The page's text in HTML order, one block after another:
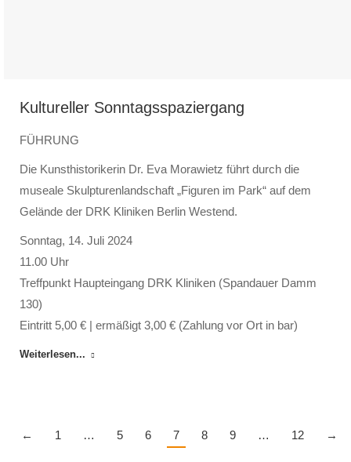
Kultureller Sonntags­spazier­gang
FÜHRUNG
Die Kunsthistorikerin Dr. Eva Morawietz führt durch die
museale Skulpturenlandschaft „Figuren im Park“ auf dem
Gelände der DRK Kliniken Berlin Westend.
Sonntag, 14. Juli 2024
11.00 Uhr
Treffpunkt Haupteingang DRK Kliniken (Spandauer Damm
130)
Eintritt 5,00 € | ermäßigt 3,00 € (Zahlung vor Ort in bar)
Weiterlesen...
← 1 … 5 6 7 8 9 … 12 →